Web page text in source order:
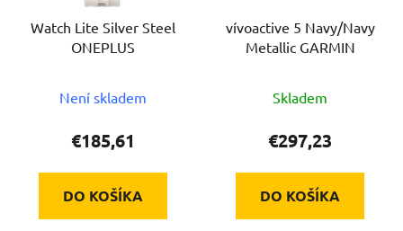
Watch Lite Silver Steel
ONEPLUS
Není skladem
€185,61
DO KOŠÍKA
vívoactive 5 Navy/Navy
Metallic GARMIN
Skladem
€297,23
DO KOŠÍKA